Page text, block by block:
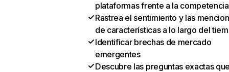
plataformas frente a la competencia
Rastrea el sentimiento y las
de características a lo largo del
Identificar brechas de mercado
emergentes
Descubre las preguntas exactas